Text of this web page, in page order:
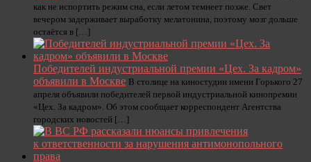
как не испортить режим сна, если летом темнеет позже. Свет
вечером задерживает выработку мелатонина, поэтому мозг дольше
остаётся в […]
Победителей индустриальной премии «Цех. За кадром»
объявили в Москве В столице на киностудии имени Горького 27
апреля объявили победителей первой индустриальной кинопремии
«Цех. За кадром». Об этом сообщает корреспондент Агентства
городских новостей […]